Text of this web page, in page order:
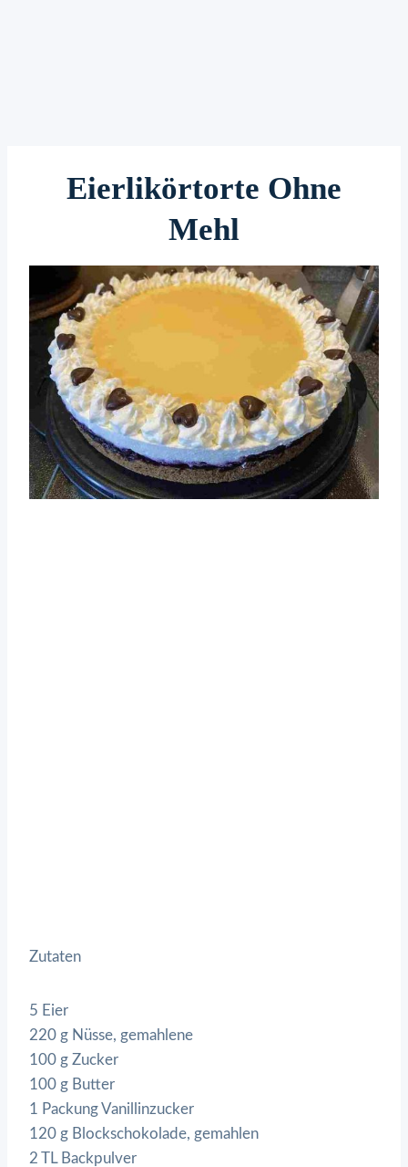
Eierlikörtorte Ohne
Mehl
Zutaten
5 Eier
220 g Nüsse, gemahlene
100 g Zucker
100 g Butter
1 Packung Vanillinzucker
120 g Blockschokolade, gemahlen
2 TL Backpulver